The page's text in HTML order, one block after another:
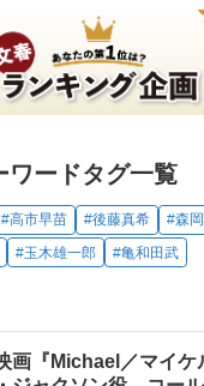
ワードタグ一覧
#高市早苗 #後藤真希 #森
#玉木雄一郎 #亀和田武
画『Michael／マイ